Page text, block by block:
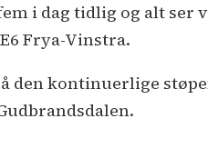
i dag tidlig og alt
Frya-Vinstra.
kontinuerlige